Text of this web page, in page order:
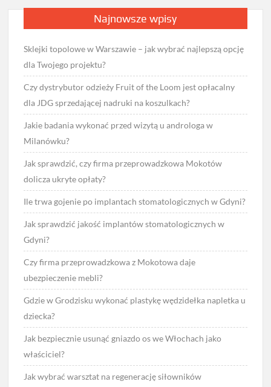
Najnowsze wpisy
Sklejki topolowe w Warszawie – jak wybrać najlepszą opcję
dla Twojego projektu?
Czy dystrybutor odzieży Fruit of the Loom jest opłacalny
dla JDG sprzedającej nadruki na koszulkach?
Jakie badania wykonać przed wizytą u androloga w
Milanówku?
Jak sprawdzić, czy firma przeprowadzkowa Mokotów
dolicza ukryte opłaty?
Ile trwa gojenie po implantach stomatologicznych w Gdyni?
Jak sprawdzić jakość implantów stomatologicznych w
Gdyni?
Czy firma przeprowadzkowa z Mokotowa daje
ubezpieczenie mebli?
Gdzie w Grodzisku wykonać plastykę wędzidełka napletka u
dziecka?
Jak bezpiecznie usunąć gniazdo os we Włochach jako
właściciel?
Jak wybrać warsztat na regenerację siłowników